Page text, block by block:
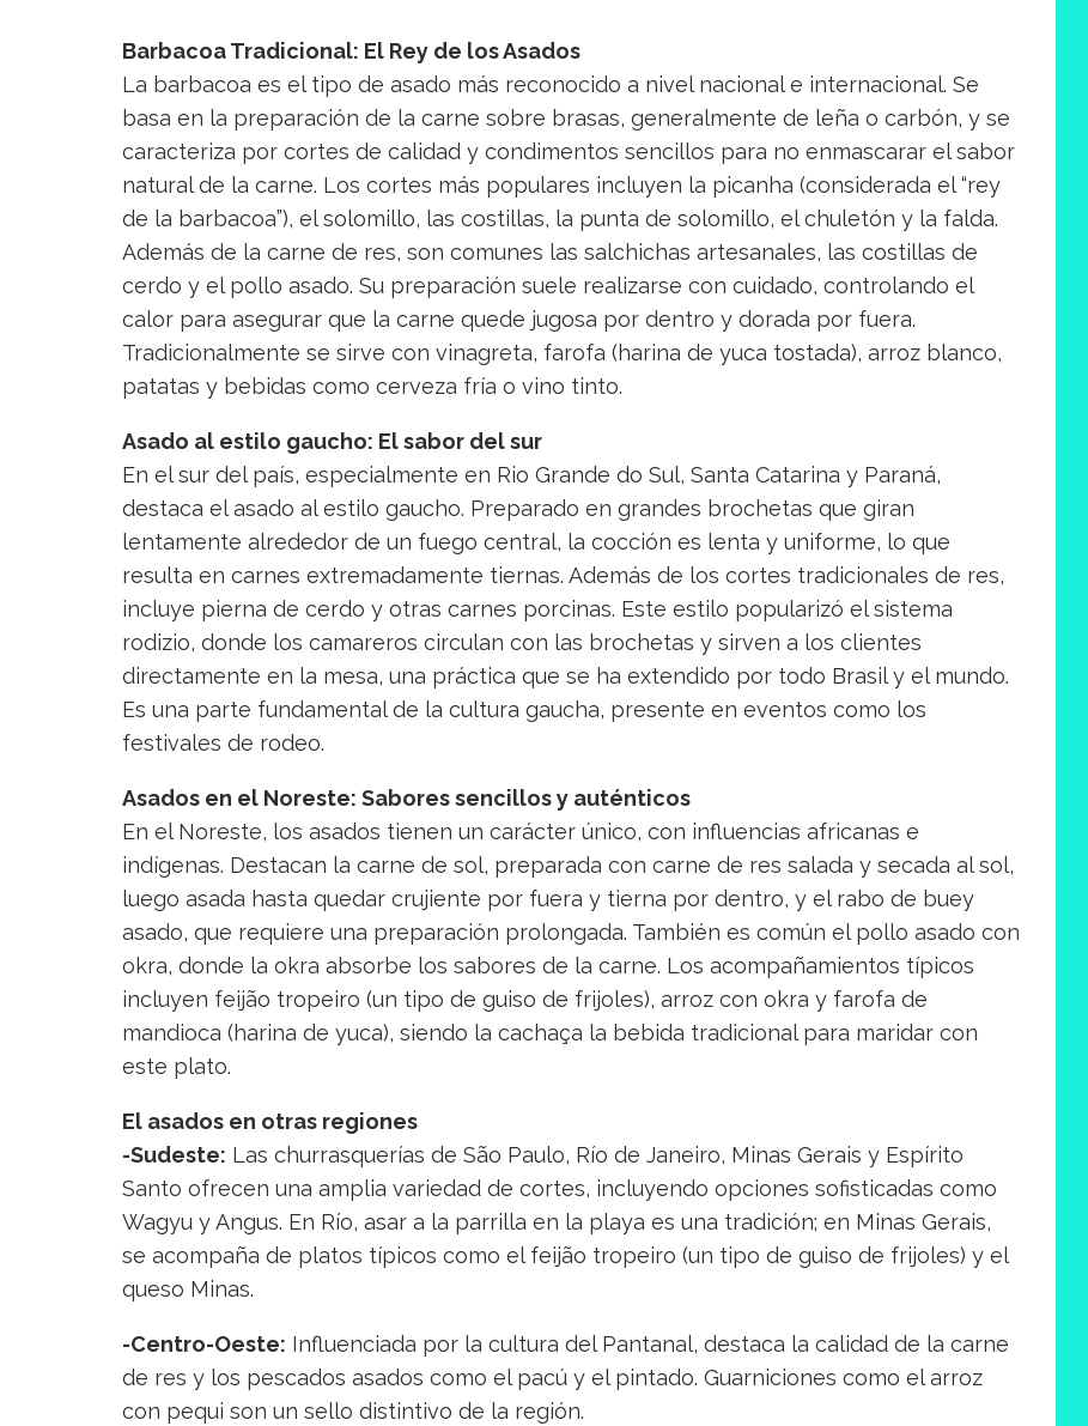
Barbacoa Tradicional: El Rey de los Asados
La barbacoa es el tipo de asado más reconocido a nivel nacional e internacional. Se
basa en la preparación de la carne sobre brasas, generalmente de leña o carbón, y se
caracteriza por cortes de calidad y condimentos sencillos para no enmascarar el sabor
natural de la carne. Los cortes más populares incluyen la picanha (considerada el “rey
de la barbacoa”), el solomillo, las costillas, la punta de solomillo, el chuletón y la falda.
Además de la carne de res, son comunes las salchichas artesanales, las costillas de
cerdo y el pollo asado. Su preparación suele realizarse con cuidado, controlando el
calor para asegurar que la carne quede jugosa por dentro y dorada por fuera.
Tradicionalmente se sirve con vinagreta, farofa (harina de yuca tostada), arroz blanco,
patatas y bebidas como cerveza fría o vino tinto.
Asado al estilo gaucho: El sabor del sur
En el sur del país, especialmente en Rio Grande do Sul, Santa Catarina y Paraná,
destaca el asado al estilo gaucho. Preparado en grandes brochetas que giran
lentamente alrededor de un fuego central, la cocción es lenta y uniforme, lo que
resulta en carnes extremadamente tiernas. Además de los cortes tradicionales de res,
incluye pierna de cerdo y otras carnes porcinas. Este estilo popularizó el sistema
rodizio, donde los camareros circulan con las brochetas y sirven a los clientes
directamente en la mesa, una práctica que se ha extendido por todo Brasil y el mundo.
Es una parte fundamental de la cultura gaucha, presente en eventos como los
festivales de rodeo.
Asados en el Noreste: Sabores sencillos y auténticos
En el Noreste, los asados tienen un carácter único, con influencias africanas e
indígenas. Destacan la carne de sol, preparada con carne de res salada y secada al sol,
luego asada hasta quedar crujiente por fuera y tierna por dentro, y el rabo de buey
asado, que requiere una preparación prolongada. También es común el pollo asado con
okra, donde la okra absorbe los sabores de la carne. Los acompañamientos típicos
incluyen feijão tropeiro (un tipo de guiso de frijoles), arroz con okra y farofa de
mandioca (harina de yuca), siendo la cachaça la bebida tradicional para maridar con
este plato.
El asados en otras regiones
-Sudeste: Las churrasquerías de São Paulo, Río de Janeiro, Minas Gerais y Espírito
Santo ofrecen una amplia variedad de cortes, incluyendo opciones sofisticadas como
Wagyu y Angus. En Río, asar a la parrilla en la playa es una tradición; en Minas Gerais,
se acompaña de platos típicos como el feijão tropeiro (un tipo de guiso de frijoles) y el
queso Minas.
-Centro-Oeste: Influenciada por la cultura del Pantanal, destaca la calidad de la carne
de res y los pescados asados como el pacú y el pintado. Guarniciones como el arroz
con pequi son un sello distintivo de la región.